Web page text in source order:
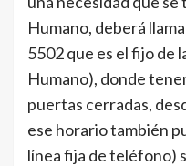
Humano, deberá
5502 que es el fijo de
Humano), donde
puertas cerradas,
ese horario también
línea fija de teléfono)